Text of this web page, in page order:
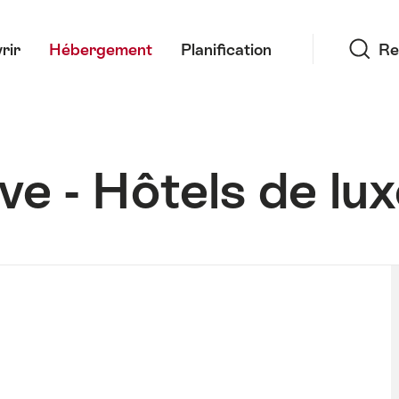
Hébergement Planification
- Hôtels de